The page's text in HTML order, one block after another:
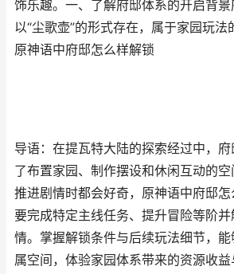
饰乐趣。一、了解府邸体系的开启背
以“尘歌壶”的形式存在，属于家园玩法
原神语中府邸怎么样解锁
导语：在提瓦特大陆的探索经过中，
了布置家园、制作摆设和休闲互动的
推进剧情时都会好奇，原神语中府邸
要完成特定主线任务、提升冒险等阶并
情。掌握解锁条件与后续玩法细节，
属空间，体验家园体系带来的资源收